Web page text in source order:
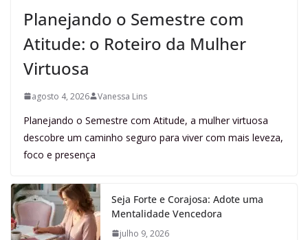
Planejando o Semestre com
Atitude: o Roteiro da Mulher
Virtuosa
agosto 4, 2026 Vanessa Lins
Planejando o Semestre com Atitude, a mulher virtuosa
descobre um caminho seguro para viver com mais leveza,
foco e presença
Seja Forte e Corajosa: Adote uma
Mentalidade Vencedora
julho 9, 2026